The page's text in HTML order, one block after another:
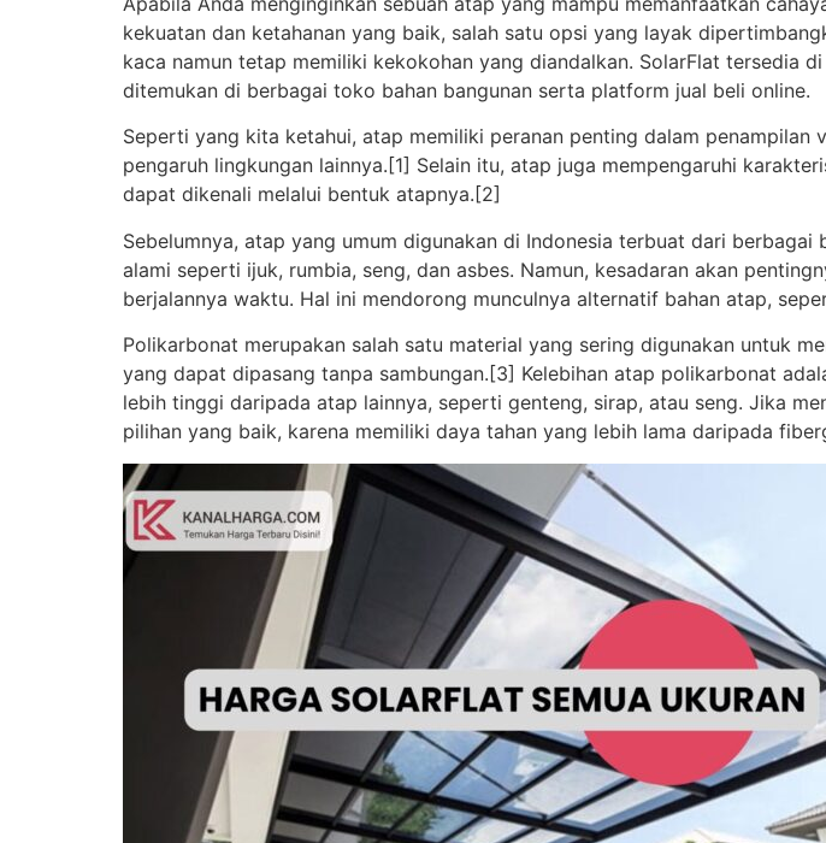
kekuatan dan ketahanan yang baik, salah satu opsi yang layak
kaca namun tetap memiliki kekokohan yang diandalkan. SolarFlat tersedia
ditemukan di berbagai toko bahan bangunan serta platform jual beli online.
Seperti yang kita ketahui, atap memiliki peranan penting dalam
pengaruh lingkungan lainnya.[1] Selain itu, atap juga mempengaruhi
dapat dikenali melalui bentuk atapnya.[2]
Sebelumnya, atap yang umum digunakan di Indonesia terbuat dari
alami seperti ijuk, rumbia, seng, dan asbes. Namun, kesadaran akan
berjalannya waktu. Hal ini mendorong munculnya alternatif bahan atap,
Polikarbonat merupakan salah satu material yang sering digunakan untuk
yang dapat dipasang tanpa sambungan.[3] Kelebihan atap polikarbonat
lebih tinggi daripada atap lainnya, seperti genteng, sirap, atau seng. Jika
pilihan yang baik, karena memiliki daya tahan yang lebih lama daripada